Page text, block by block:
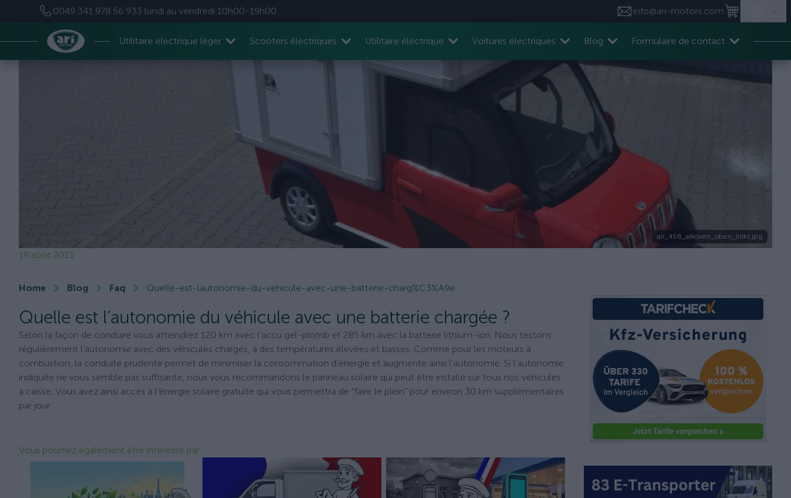
0049 341 978 56 933 lundi au vendredi 10h00-19h00 info@ari-motors.com
Utilitaire électrique léger Scooters électriques Utilitaire électrique Voitures électriques Blog Formulaire de contact
ari_458_alkoven_oben_links.jpg
19 août 2021
Home Blog Faq Quelle-est-lautonomie-du-vehicule-avec-une-batterie-charg%C3%A9e
Quelle est l’autonomie du véhicule avec une batterie chargée ?
Selon la façon de conduire vous atteindrez 120 km avec l’accu gel-plomb et 285 km avec la batterie lithium-ion. Nous testons
régulièrement l’autonomie avec des véhicules chargés, à des températures élevées et basses. Comme pour les moteurs à
combustion, la conduite prudente permet de minimiser la consommation d’énergie et augmente ainsi l’autonomie. Si l’autonomie
indiquée ne vous semble pas suffisante, nous vous recommandons le panneau solaire qui peut être installé sur tous nos véhicules
à caisse. Vous avez ainsi accès à l’énergie solaire gratuite qui vous permettra de “faire le plein” pour environ 30 km supplémentaires
par jour.
Vous pourriez également être intéressé par